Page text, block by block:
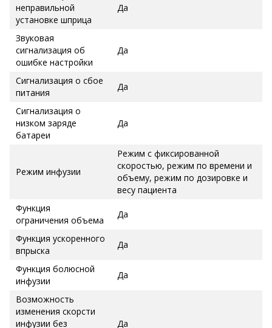
неправильной
установке шприца
Да
Звуковая
сигнализация об
ошибке настройки
Да
Сигнализация о сбое
питания
Да
Сигнализация о
низком заряде
батареи
Да
Режим инфузии
Режим с фиксированной
скоростью, режим по времени и
объему, режим по дозировке и
весу пациента
Функция
ограничения объема
Да
Функция ускоренного
впрыска
Да
Функция болюсной
инфузии
Да
Возможность
изменения скорсти
инфузии без
Да